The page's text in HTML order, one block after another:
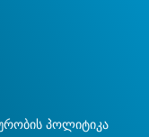
პოლიტიკა